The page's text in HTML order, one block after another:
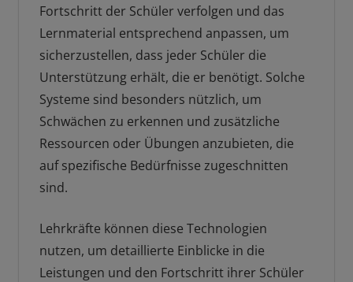
Fortschritt der Schüler verfolgen und das
Lernmaterial entsprechend anpassen, um
sicherzustellen, dass jeder Schüler die
Unterstützung erhält, die er benötigt. Solche
Systeme sind besonders nützlich, um
Schwächen zu erkennen und zusätzliche
Ressourcen oder Übungen anzubieten, die
auf spezifische Bedürfnisse zugeschnitten
sind.
Lehrkräfte können diese Technologien
nutzen, um detaillierte Einblicke in die
Leistungen und den Fortschritt ihrer Schüler